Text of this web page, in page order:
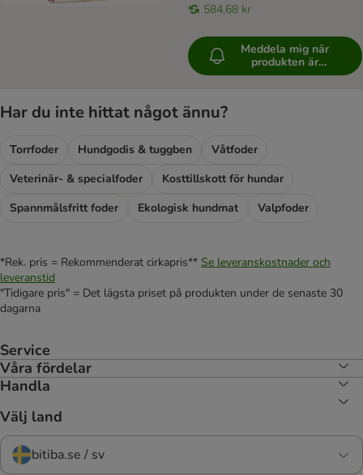
584,68 kr
Meddela mig när
produkten är
tillgänglig
Har du inte hittat något ännu?
Torrfoder Hundgodis & tuggben
Våtfoder
Veterinär- & specialfoder
Kosttillskott för hundar
Spannmålsfritt foder
Ekologisk hundmat Valpfoder
*Rek. pris = Rekommenderat cirkapris** Se leveranskostnader och
leveranstid
"Tidigare pris" = Det lägsta priset på produkten under de senaste 30
dagarna
Service
Våra fördelar
Handla
Välj land
bitiba.se / sv